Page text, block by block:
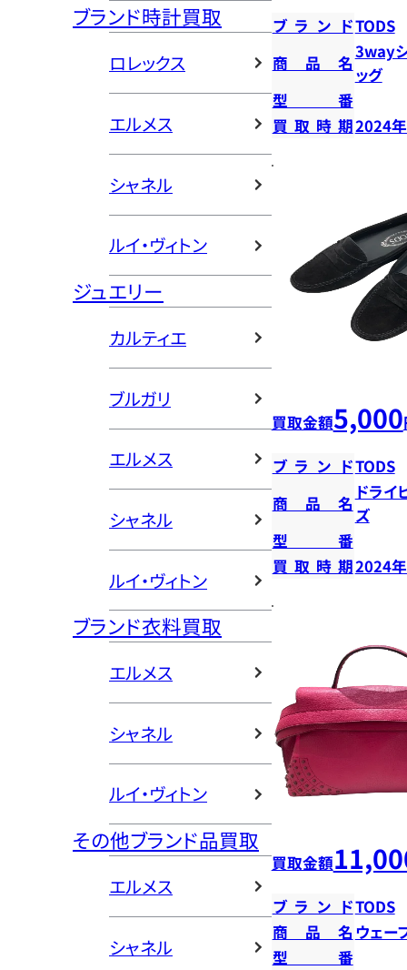
ブランド時計買取
ロレックス
エルメス
シャネル
ルイ・ヴィトン
ジュエリー
カルティエ
ブルガリ
エルメス
シャネル
ルイ・ヴィトン
ブランド衣料買取
エルメス
シャネル
ルイ・ヴィトン
その他ブランド品買取
エルメス
シャネル
ブランドTODS
商品名
3way
ッグ
型番
買取時期2024
買取金額5,000
ブランドTODS
商品名
ドライ
ズ
型番
買取時期2024
買取金額
ブランドTODS
商品名 ウェー
型番